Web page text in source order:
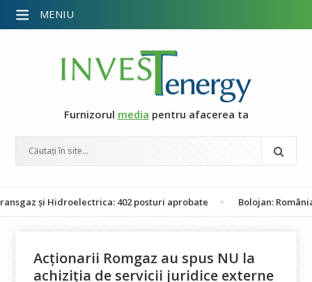
Furnizorul media pentru afacerea ta
și Hidroelectrica: 402 posturi aprobate Bolojan: România
Acționarii Romgaz au spus NU la
achiziția de servicii juridice externe
MENIU